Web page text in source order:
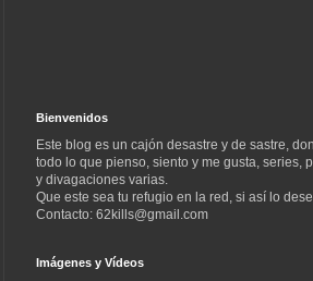
Bienvenidos
Este blog es un cajón desastre y de sastre,
todo lo que pienso, siento y me gusta, series,
y divagaciones varias.
Que este sea tu refugio en la red, si así lo
Contacto: 62kills@gmail.com
Imágenes y Vídeos